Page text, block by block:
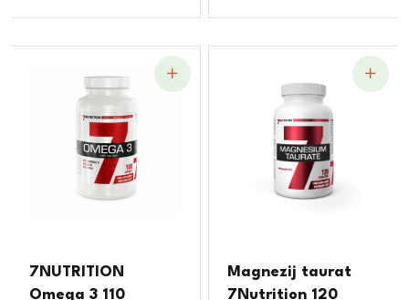
7NUTRITION
Omega 3 110
Magnezij taurat
7Nutrition 120